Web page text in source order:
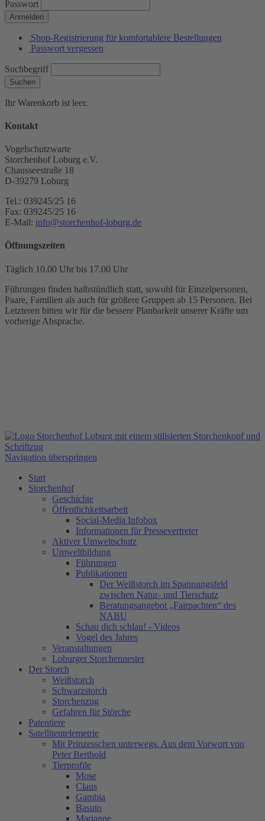
Passwort
Anmelden
Shop-Registrierung für komfortablere Bestellungen
Passwort vergessen
Suchbegriff
Suchen
Ihr Warenkorb ist leer.
Kontakt
Vogelschutzwarte
Storchenhof Loburg e.V.
Chausseestraße 18
D-39279 Loburg
Tel.: 039245/25 16
Fax: 039245/25 16
E-Mail: info@storchenhof-loburg.de
Öffnungszeiten
Täglich 10.00 Uhr bis 17.00 Uhr
Führungen finden halbstündlich statt, sowohl für Einzelpersonen,
Paare, Familien als auch für größere Gruppen ab 15 Personen. Bei
Letzteren bitten wir für die bessere Planbarkeit unserer Kräfte um
vorherige Absprache.
Navigation überspringen
Start
Storchenhof
Geschichte
Öffentlichkeitsarbeit
Social-Media Infobox
Informationen für Pressevertreter
Aktiver Umweltschutz
Umweltbildung
Führungen
Publikationen
Der Weißstorch im Spannungsfeld
zwischen Natur- und Tierschutz
Beratungsangebot „Fairpachten“ des
NABU
Schau dich schlau! - Videos
Vogel des Jahres
Veranstaltungen
Loburger Storchennester
Der Storch
Weißstorch
Schwarzstorch
Storchenzug
Gefahren für Störche
Patentiere
Satellitentelemetrie
Mit Prinzesschen unterwegs. Aus dem Vorwort von
Peter Berthold
Tierprofile
Mose
Claus
Gambia
Basuto
Marianne